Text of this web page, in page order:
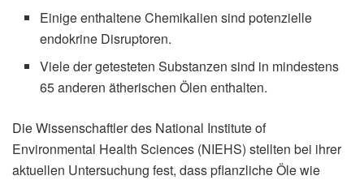
Einige enthaltene Chemikalien sind potenzielle
endokrine Disruptoren.
Viele der getesteten Substanzen sind in mindestens
65 anderen ätherischen Ölen enthalten.
Die Wissenschaftler des National Institute of
Environmental Health Sciences (NIEHS) stellten bei ihrer
aktuellen Untersuchung fest, dass pflanzliche Öle wie